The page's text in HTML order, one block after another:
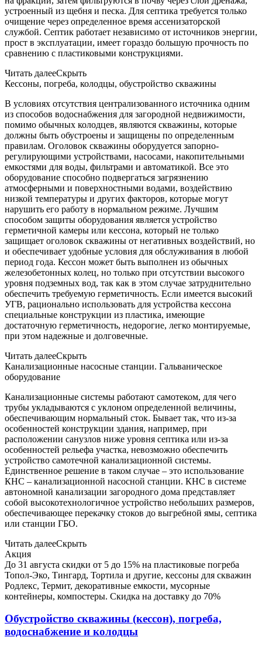
устроенный из щебня и песка. Для септика требуется только
очищение через определенное время ассенизаторской
службой. Септик работает независимо от источников энергии,
прост в эксплуатации, имеет гораздо большую прочность по
сравнению с пластиковыми конструкциями.
Читать далееСкрыть
Кессоны, погреба, колодцы, обустройство скважины
В условиях отсутствия централизованного источника одним
из способов водоснабжения для загородной недвижимости,
помимо обычных колодцев, являются скважины, которые
должны быть обустроены и защищены по определенным
правилам. Оголовок скважины оборудуется запорно-
регулирующими устройствами, насосами, накопительными
емкостями для воды, фильтрами и автоматикой. Все это
оборудование способно подвергаться загрязнению
атмосферными и поверхностными водами, воздействию
низкой температуры и других факторов, которые могут
нарушить его работу в нормальном режиме. Лучшим
способом защиты оборудования является устройство
герметичной камеры или кессона, который не только
защищает оголовок скважины от негативных воздействий, но
и обеспечивает удобные условия для обслуживания в любой
период года. Кессон может быть выполнен из обычных
железобетонных колец, но только при отсутствии высокого
уровня подземных вод, так как в этом случае затруднительно
обеспечить требуемую герметичность. Если имеется высокий
УГВ, рационально использовать для устройства кессона
специальные конструкции из пластика, имеющие
достаточную герметичность, недорогие, легко монтируемые,
при этом надежные и долговечные.
Читать далееСкрыть
Канализационные насосные станции. Гальваническое
оборудование
Канализационные системы работают самотеком, для чего
трубы укладываются с уклоном определенной величины,
обеспечивающим нормальный сток. Бывает так, что из-за
особенностей конструкции здания, например, при
расположении санузлов ниже уровня септика или из-за
особенностей рельефа участка, невозможно обеспечить
устройство самотечной канализационной системы.
Единственное решение в таком случае – это использование
КНС – канализационной насосной станции. КНС в системе
автономной канализации загородного дома представляет
собой высокотехнологичное устройство небольших размеров,
обеспечивающее перекачку стоков до выгребной ямы, септика
или станции ГБО.
Читать далееСкрыть
Акция
До 31 августа скидки от 5 до 15% на пластиковые погреба
Топол-Эко, Тингард, Тортила и другие, кессоны для скважин
Родлекс, Термит, декоративные емкости, мусорные
контейнеры, компостеры. Скидка на доставку до 70%
Обустройство скважины (кессон), погреба,
водоснабжение и колодцы